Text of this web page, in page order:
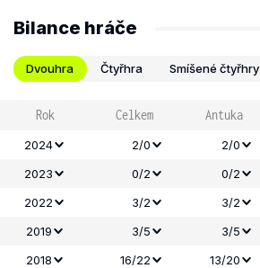
Bilance hráče
Dvouhra Čtyřhra Smíšené čtyřhry
Rok Celkem Antuka
2024 2/0 2/0
2023 0/2 0/2
2022 3/2 3/2
2019 3/5 3/5
2018 16/22 13/20